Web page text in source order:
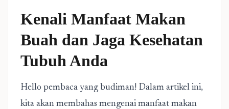
Kenali Manfaat Makan
Buah dan Jaga Kesehatan
Tubuh Anda
Hello pembaca yang budiman! Dalam artikel ini,
kita akan membahas mengenai manfaat makan